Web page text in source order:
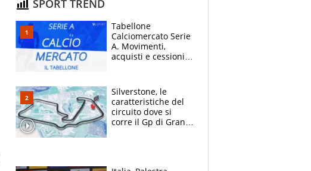
SPORT TREND
Tabellone
Calciomercato Serie
A. Movimenti,
acquisti e cessioni:
Silverstone, le
caratteristiche del
circuito dove si
corre il Gp di Gran